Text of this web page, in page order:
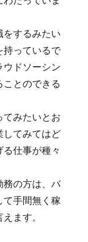
するみたい
持っているで
ウドソーシン
とのできる
てみたいとお
してみてはど
仕事が種々
務の方は、バ
て手間無く稼
ます。